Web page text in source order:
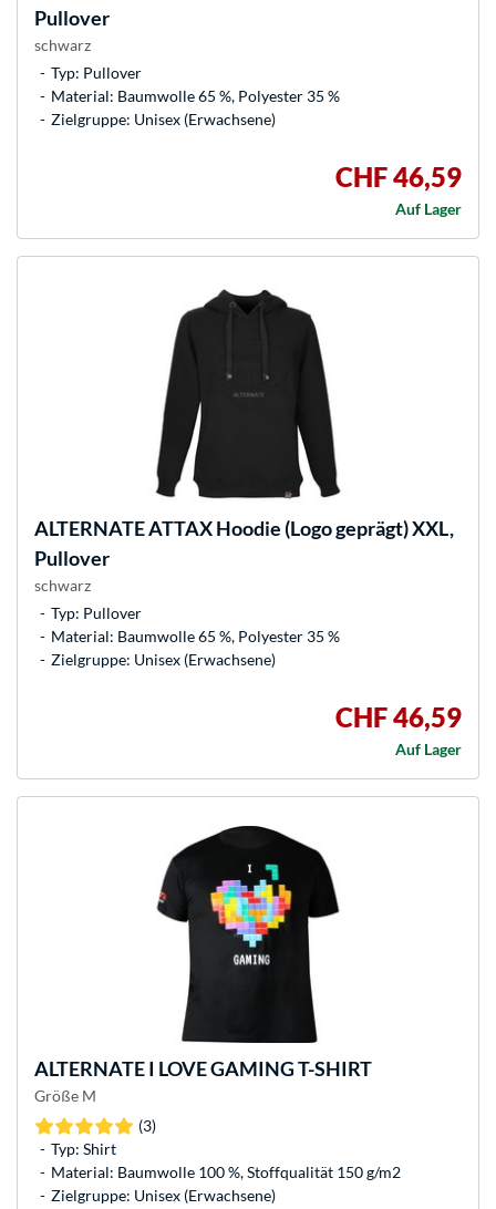
Pullover
schwarz
Typ: Pullover
Material: Baumwolle 65 %, Polyester 35 %
Zielgruppe: Unisex (Erwachsene)
CHF 46,59
Auf Lager
ALTERNATEATTAX Hoodie (Logo geprägt) XXL,
Pullover
schwarz
Typ: Pullover
Material: Baumwolle 65 %, Polyester 35 %
Zielgruppe: Unisex (Erwachsene)
CHF 46,59
Auf Lager
ALTERNATEI LOVE GAMING T-SHIRT
Größe M
(3)
Typ: Shirt
Material: Baumwolle 100 %, Stoffqualität 150 g/m2
Zielgruppe: Unisex (Erwachsene)